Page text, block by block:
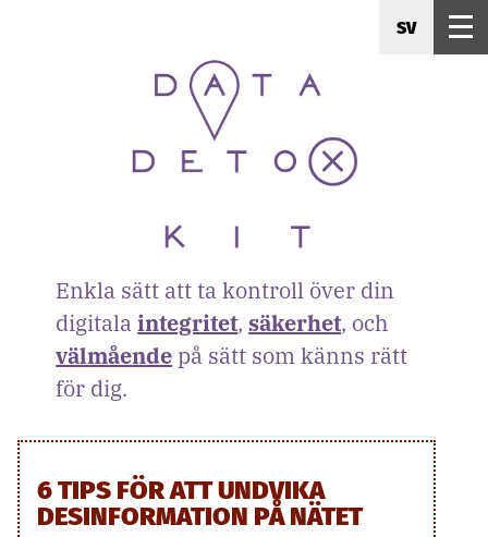
SV
Enkla sätt att ta kontroll över din
digitalaintegritet,säkerhet, och
välmående på sätt som känns rätt
för dig.
6 TIPS FÖR ATT UNDVIKA
DESINFORMATION PÅ NÄTET